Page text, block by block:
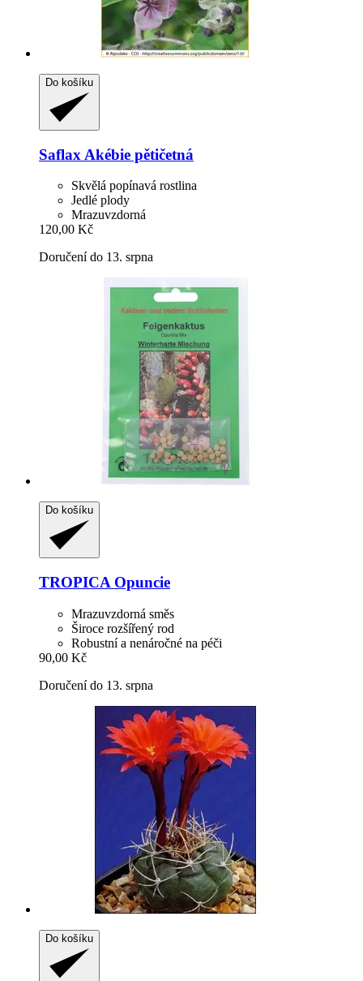
Do košíku
Saflax Akébie pětičetná
Skvělá popínavá rostlina
Jedlé plody
Mrazuvzdorná
120,00 Kč
Doručení do 13. srpna
Do košíku
TROPICA Opuncie
Mrazuvzdorná směs
Široce rozšířený rod
Robustní a nenáročné na péči
90,00 Kč
Doručení do 13. srpna
Do košíku